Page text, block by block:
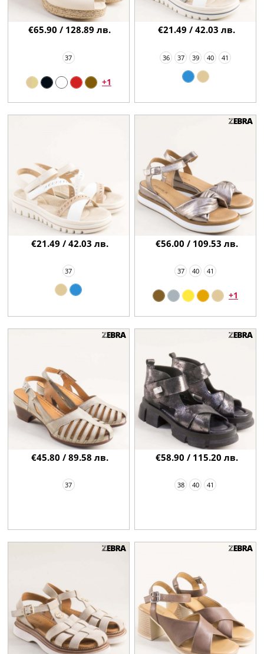
37
+1
€65.90 / 128.89 лв.
36 37 39 40 41
€21.49 / 42.03 лв.
37
€21.49 / 42.03 лв.
37 40 41
+1
€56.00 / 109.53 лв.
37
€45.80 / 89.58 лв.
38 40 41
€58.90 / 115.20 лв.